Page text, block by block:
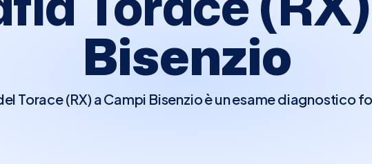
Bisenzio
Torace (RX) a Campi Bisenzio è un esame diagnostico